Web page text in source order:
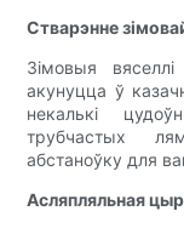
Стварэнне
Зімовыя
акунуцца ў
некалькі
трубчастых
абстаноўку для
Асляпляльная